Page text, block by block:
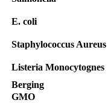
E. coli
Staphylococcus Aureus
Listeria Monocytognes
Berging
GMO